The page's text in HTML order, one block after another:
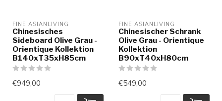
FINE ASIANLIVING
Chinesisches
Sideboard Olive Grau -
Orientique Kollektion
B140xT35xH85cm
€949,00
FINE ASIANLIVING
Chinesischer Schrank
Olive Grau - Orientique
Kollektion
B90xT40xH80cm
€549,00